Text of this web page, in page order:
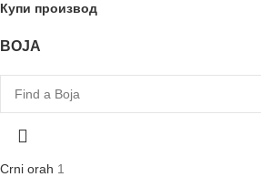
BOJA
Crni orah 1
Купи производ